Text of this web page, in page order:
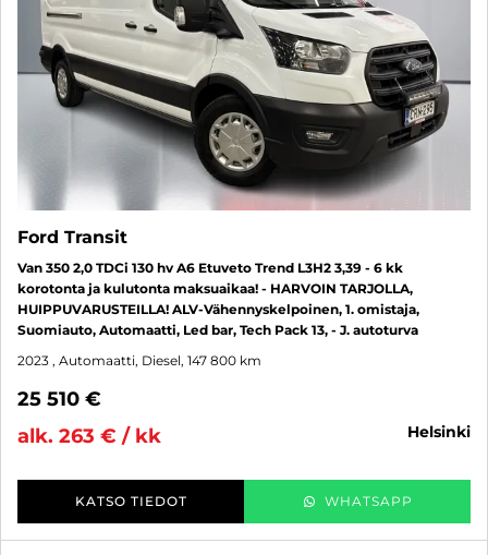
Ford Transit
Van 350 2,0 TDCi 130 hv A6 Etuveto Trend L3H2 3,39 - 6 kk
korotonta ja kulutonta maksuaikaa! - HARVOIN TARJOLLA,
HUIPPUVARUSTEILLA! ALV-Vähennyskelpoinen, 1. omistaja,
Suomiauto, Automaatti, Led bar, Tech Pack 13, - J. autoturva
2023 , Automaatti, Diesel, 147 800 km
25 510 €
alk. 263 € / kk
helsinki
KATSO TIEDOT WHATSAPP